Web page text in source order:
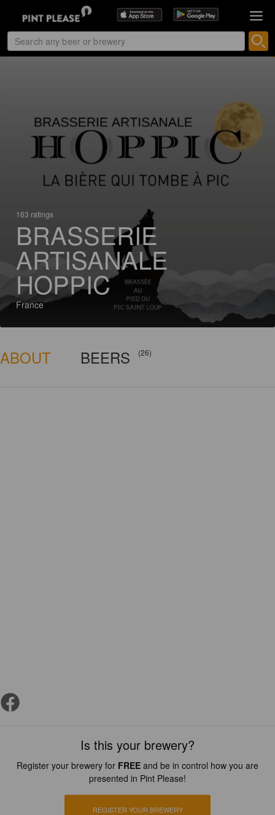
163 ratings
BRASSERIE
ARTISANALE
HOPPIC
France
ABOUT BEERS (26)
Is this your brewery?
Register your brewery for FREE and be in control how you are
presented in Pint Please!
REGISTER YOUR BREWERY